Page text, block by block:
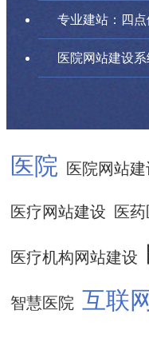
专业建站：四
医院网站建设
医院 医院网站建
医疗网站建设 医
医疗机构网站建设
智慧医院 互联